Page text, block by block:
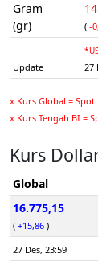
Gram
(gr)
( -
Update 27
x Kurs Global =
x Kurs Tengah BI =
Kurs
Global
16.775,15
( +15,86 )
27 Des, 23:59